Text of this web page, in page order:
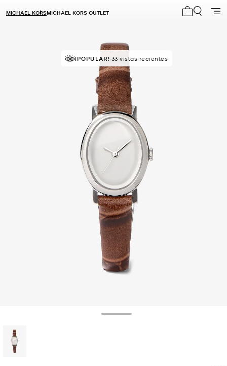
MICHAEL KORSMICHAEL KORS OUTLET
¡POPULAR! 33 vistas recientes